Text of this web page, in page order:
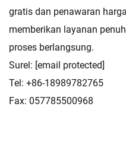
gratis dan penawaran
memberikan layanan
proses berlangsung.
Surel: [email protected]
Tel: +86-18989782765
Fax: 057785500968